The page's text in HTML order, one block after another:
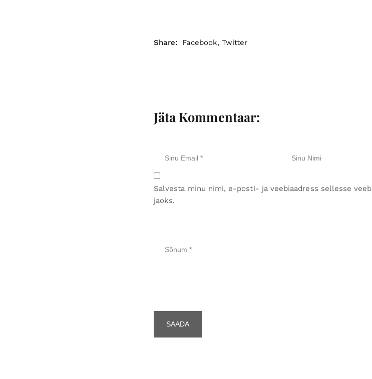
the
Share: Facebook,Twitter
Jäta Kommentaar:
Salvesta minu nimi, e-posti- ja veebiaadress sellesse
jaoks.
SAADA